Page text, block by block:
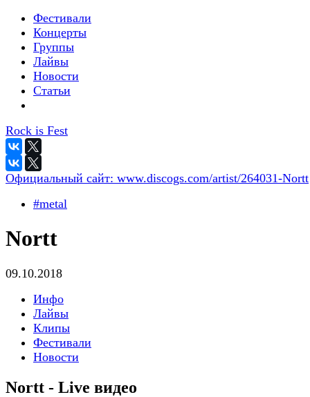
Фестивали
Концерты
Группы
Лайвы
Новости
Статьи
Rock is Fest
Официальный сайт: www.discogs.com/artist/264031-Nortt
#metal
Nortt
09.10.2018
Инфо
Лайвы
Клипы
Фестивали
Новости
Nortt - Live видео